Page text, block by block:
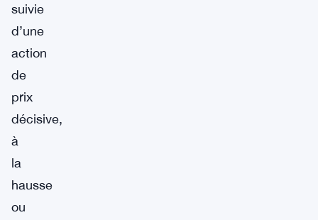
suivie
d’une
action
de
prix
décisive,
à
la
hausse
ou